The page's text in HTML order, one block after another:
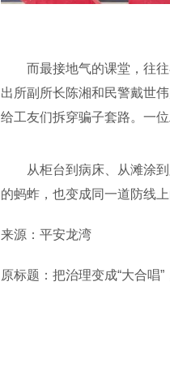
而最接地气的课堂，往
出所副所长陈湘和民警戴世
给工友们拆穿骗子套路。一
从柜台到病床、从滩涂
的蚂蚱，也变成同一道防线
来源：平安龙湾
原标题：把治理变成“大合唱